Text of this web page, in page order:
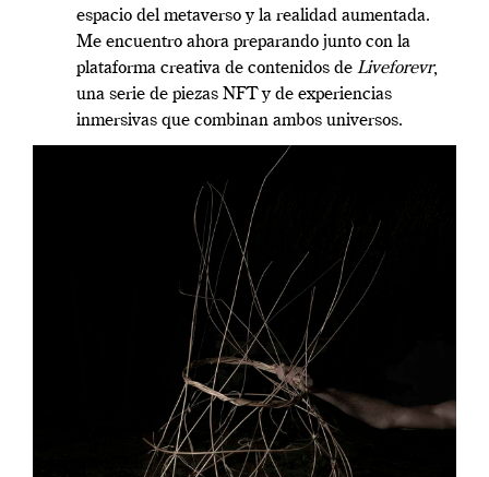
espacio del metaverso y la realidad aumentada.
Me encuentro ahora preparando junto con la
plataforma creativa de contenidos de Liveforevr,
una serie de piezas NFT y de experiencias
inmersivas que combinan ambos universos.